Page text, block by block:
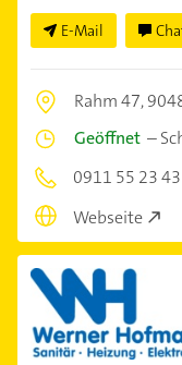
E-Mail
Rahm 47,
Geöffnet –
0911 55 23 43
Webseite